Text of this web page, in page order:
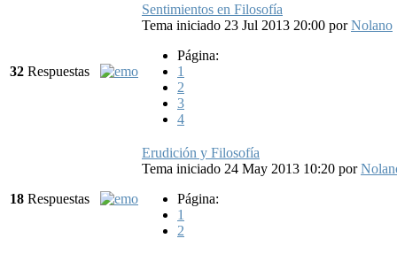
32 Respuestas
Sentimientos en Filosofía
Tema iniciado 23 Jul 2013 20:00 porNolano
Página:
1
2
3
4
18 Respuestas
Erudición y Filosofía
Tema iniciado 24 May 2013 10:20 por
Página:
1
2